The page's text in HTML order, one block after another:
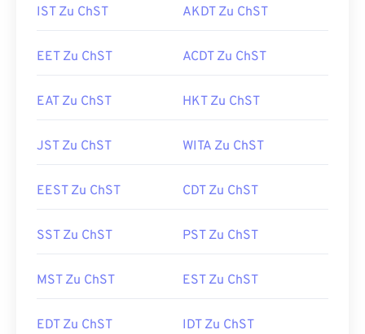
IST Zu ChST AKDT Zu ChST
EET Zu ChST ACDT Zu ChST
EAT Zu ChST HKT Zu ChST
JST Zu ChST WITA Zu ChST
EEST Zu ChST CDT Zu ChST
SST Zu ChST PST Zu ChST
MST Zu ChST EST Zu ChST
EDT Zu ChST IDT Zu ChST